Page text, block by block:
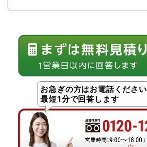
お急ぎの方はお電話ください
最短1分で回答します